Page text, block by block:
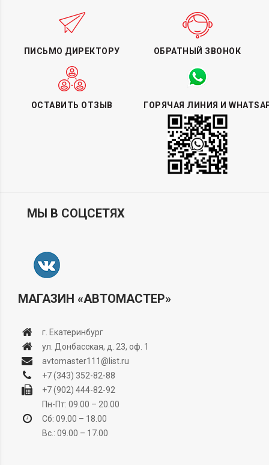
ПИСЬМО ДИРЕКТОРУ ОБРАТНЫЙ ЗВОНОК
ОСТАВИТЬ ОТЗЫВ ГОРЯЧАЯ ЛИНИЯ И
МЫ В СОЦСЕТЯХ
МАГАЗИН «АВТОМАСТЕР»
г. Екатеринбург
ул. Донбасская, д. 23, оф. 1
avtomaster111@list.ru
+7 (343) 352-82-88
+7 (902) 444-82-92
Пн-Пт: 09.00 – 20.00
Сб: 09.00 – 18.00
Вс.: 09.00 – 17.00